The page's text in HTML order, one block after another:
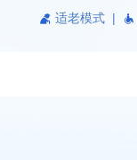
适老模式 |